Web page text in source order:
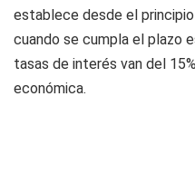
establece desde el
cuando se cumpla el plazo
tasas de interés van del
económica.